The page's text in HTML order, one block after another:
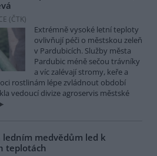
(ČTK)
Extrémně vysoké letní teploty
ovlivňují péči o městskou zeleň
v Pardubicích. Služby města
Pardubic méně sečou trávníky
a víc zalévají stromy, keře a
rostlinám lépe zvládnout období
vedoucí divize agroservis městské
ledním medvědům led k
teplotách